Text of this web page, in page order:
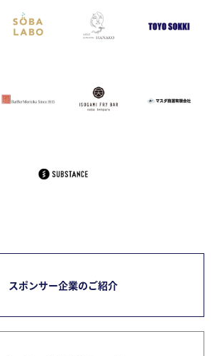
スポンサー企業のご紹介